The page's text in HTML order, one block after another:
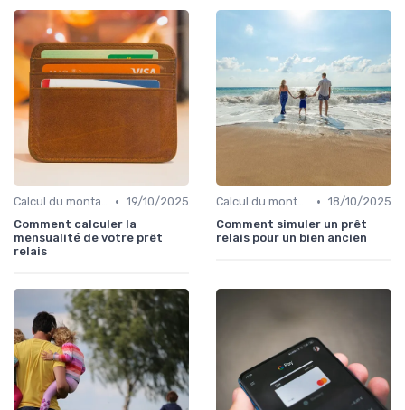
Calcul du montant du prêt • 19/10/2025
Comment calculer la
mensualité de votre prêt
relais
Calcul du montant du prêt • 18/10/2025
Comment simuler un prêt
relais pour un bien ancien